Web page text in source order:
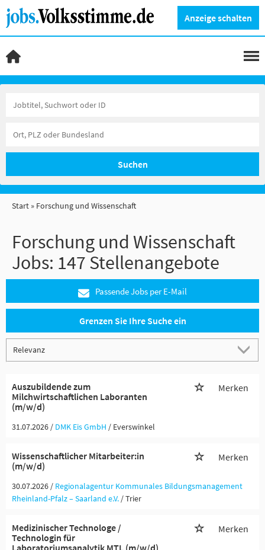
Anzeige schalten
Suchen
Start Forschung und Wissenschaft
Forschung und Wissenschaft
Jobs: 147 Stellenangebote
Passende Jobs per E-Mail
Grenzen Sie Ihre Suche ein
Auszubildende zum
Milchwirtschaftlichen Laboranten
(m/w/d)
Merken
31.07.2026 / DMK Eis GmbH / Everswinkel
Wissenschaftlicher Mitarbeiter:in
(m/w/d)
Merken
30.07.2026 / Regionalagentur Kommunales Bildungsmanagement
Rheinland-Pfalz – Saarland e.V. / Trier
Medizinischer Technologe /
Technologin für
Laboratoriumsanalytik MTL (m/w/d)
Merken